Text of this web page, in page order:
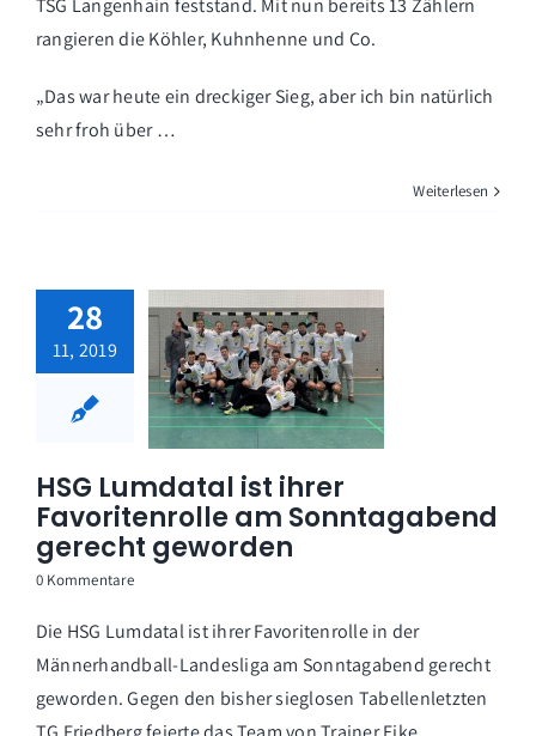
TSG Langenhain feststand. Mit nun bereits 13 Zählern
rangieren die Köhler, Kuhnhenne und Co.
„Das war heute ein dreckiger Sieg, aber ich bin natürlich
sehr froh über …
Weiterlesen
28
11, 2019
HSG Lumdatal ist ihrer
Favoritenrolle am Sonntagabend
gerecht geworden
0 Kommentare
Die HSG Lumdatal ist ihrer Favoritenrolle in der
Männerhandball-Landesliga am Sonntagabend gerecht
geworden. Gegen den bisher sieglosen Tabellenletzten